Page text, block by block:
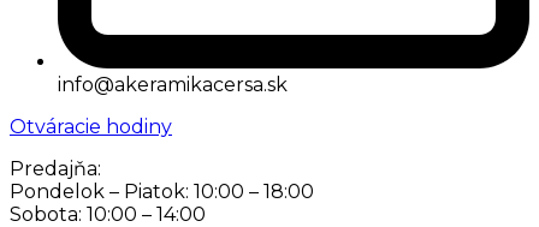
info@akeramikacersa.sk
Otváracie hodiny
Predajňa:
Pondelok – Piatok: 10:00 – 18:00
Sobota: 10:00 – 14:00